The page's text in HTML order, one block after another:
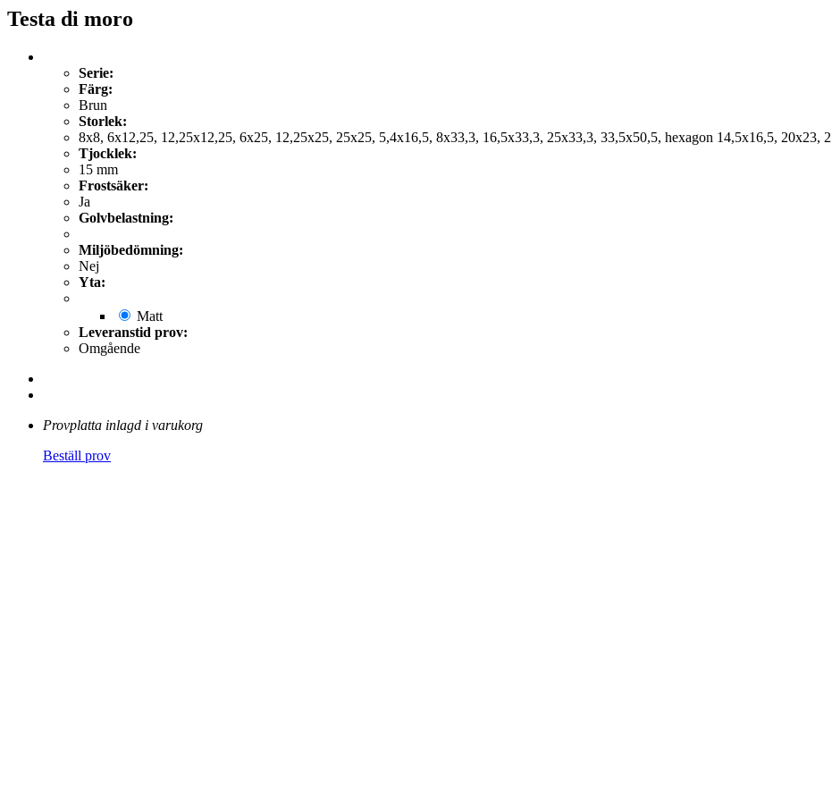
Testa di moro
Serie:
Färg:
Brun
Storlek:
8x8, 6x12,25, 12,25x12,25, 6x25, 12,25x25, 25x25, 5,4x16,5, 8x33,3, 16,5x33,3, 25x33,3, 33,5x50,5, hexagon 14,5x16,5, 20x23,
Tjocklek:
15 mm
Frostsäker:
Ja
Golvbelastning:
Miljöbedömning:
Nej
Yta:
Matt
Leveranstid prov:
Omgående
Provplatta inlagd i varukorg
Beställ prov